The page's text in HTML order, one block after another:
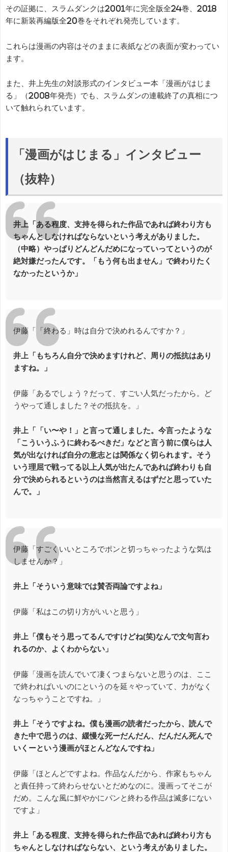
その証拠に、スラムダンクは2001年に完全版全24巻、2018
年に新装再編版全20巻をそれぞれ発売しています。
これらは漫画の内容はそのままに表紙などの表面が変わってい
ます。
また、井上先生の対談形式のインタビュー本「漫画がはじま
る」（2008年発売）でも、スラムダンの連載終了の真相につ
いて触れられています。
「漫画がはじまる」インタビュー
（抜粋）
井上「ある程度、支持を得られた作品であれば終わり方も
ちゃんとしなければならないという考えがありました。
（中略）やっぱりどんどんだめになっていってというのが
絶対嫌だったんです。「もう何も出ません」で終わりたく
なかったというか」
伊藤「「終わる」時は自分で決めれるんですか？」
井上「もちろん自分で決めますけれど、周りの抵抗はあり
ますね。」
伊藤「あるでしょう？だって、すごい人気だったから。ど
うやって通しました？その抵抗を。」
井上「「い〜や！」と言って通しました。今言ったような
「こういうふうに終わるべきだ」などと言う前に僕らは人
気が出なければ自分の意志とは関係なく切られます。そう
いう理屈で戦ってる以上人気が出たんであれば終わりも自
分で決められるというのは当然言えるはずだと思っていた
んで。」
伊藤「すごくいいところでポンと切っちゃったような気は
しませんか？」
井上「そういう意味では賛否両論ですよね」
伊藤「私はこの切り方がいいと思う」
井上「僕もそう思ってるんですけどね(笑)なんで文句言わ
れるのか、よくわからない」
伊藤「漫画を読んでいて凄くつまらないと思うのは、ここ
で終わればいいのにというのを延々やっていて、力がなく
なっちゃうことですね。」
井上「そうですよね。僕も漫画の読者だったから、読んで
きた中で思うのは、緩慢な死ーだんだん、だんだん死んで
いくーという漫画がほとんどなんですね」
伊藤「ほとんどですよね。作品なんだから、作家もちゃん
と責任持って終わらせないとだめなのに。漫画ってそこが
だめ。こんな風に鮮やかにパンと終わる作品は滅多にない
ですよ」
井上「ある程度、支持を得られた作品であれば終わり方も
ちゃんとしなければならない、という考えがありました。